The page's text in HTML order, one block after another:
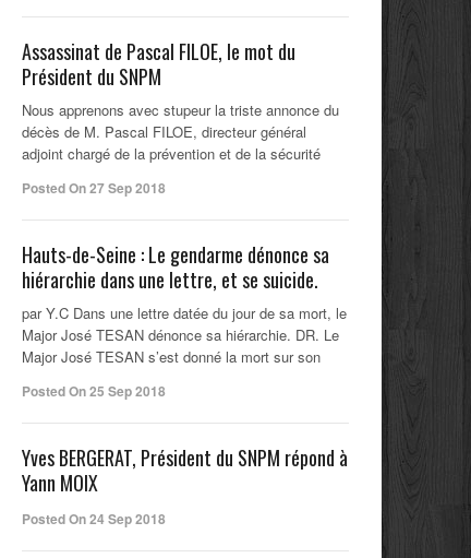
Assassinat de Pascal FILOE, le mot du
Président du SNPM
Nous apprenons avec stupeur la triste annonce du
décès de M. Pascal FILOE, directeur général
adjoint chargé de la prévention et de la sécurité
Posted On 27 Sep 2018
Hauts-de-Seine : Le gendarme dénonce sa
hiérarchie dans une lettre, et se suicide.
par Y.C Dans une lettre datée du jour de sa mort, le
Major José TESAN dénonce sa hiérarchie. DR. Le
Major José TESAN s’est donné la mort sur son
Posted On 25 Sep 2018
Yves BERGERAT, Président du SNPM répond à
Yann MOIX
Posted On 24 Sep 2018